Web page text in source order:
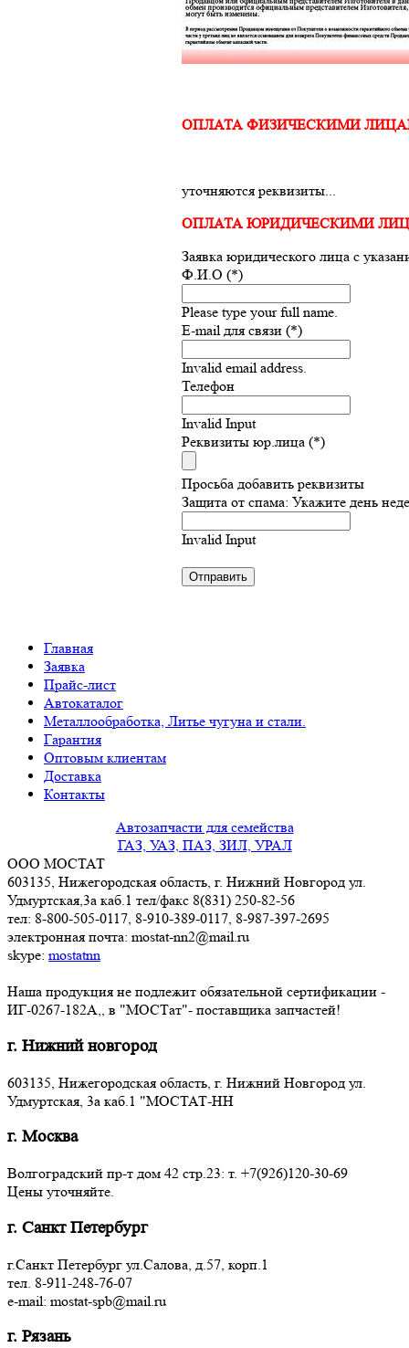
ОПЛАТА ФИЗИЧЕСКИМИ
уточняются реквизиты...
ОПЛАТА ЮРИДИЧЕСКИМИ
Заявка юридического лица с
Ф.И.О (*)
Please type your full name.
E-mail для связи (*)
Invalid email address.
Телефон
Invalid Input
Реквизиты юр.лица (*)
Просьба добавить реквизиты
Защита от спама: Укажите день
Invalid Input
Главная
Заявка
Прайс-лист
Автокаталог
Металлообработка, Литье чугуна и стали.
Гарантия
Оптовым клиентам
Доставка
Контакты
Автозапчасти для семейства
ГАЗ, УАЗ, ПАЗ, ЗИЛ, УРАЛ
ООО МОСТАТ
603135, Нижегородская область, г. Нижний Новгород ул.
Удмуртская,3a каб.1 тел/факс 8(831) 250-82-56
тел: 8-800-505-0117, 8-910-389-0117, 8-987-397-2695
электронная почта: mostat-nn2@mail.ru
skype: mostatnn
Наша продукция не подлежит обязательной сертификации -
ИГ-0267-182А,, в "МОСТат"- поставщика запчастей!
г. Нижний новгород
603135, Нижегородская область, г. Нижний Новгород ул.
Удмуртская, 3a каб.1 "МОСТАТ-НН
г. Москва
Волгоградский пр-т дом 42 стр.23: т. +7(926)120-30-69
Цены уточняйте.
г. Санкт Петербург
г.Санкт Петербург ул.Салова, д.57, корп.1
тел. 8-911-248-76-07
e-mail: mostat-spb@mail.ru
г. Рязань